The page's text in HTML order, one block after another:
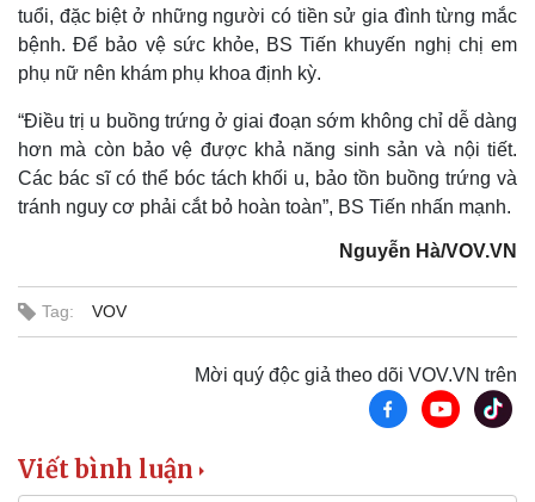
Pháp luật
Tư vấn luật
Quân sự - Quốc phòng
Việt Nam
Phân tích
tuổi, đặc biệt ở những người có tiền sử gia đình từng mắc
bệnh. Để bảo vệ sức khỏe, BS Tiến khuyến nghị chị em
phụ nữ nên khám phụ khoa định kỳ.
“Điều trị u buồng trứng ở giai đoạn sớm không chỉ dễ dàng
hơn mà còn bảo vệ được khả năng sinh sản và nội tiết.
Các bác sĩ có thể bóc tách khối u, bảo tồn buồng trứng và
tránh nguy cơ phải cắt bỏ hoàn toàn”, BS Tiến nhấn mạnh.
Nguyễn Hà/VOV.VN
Tag: VOV
Mời quý độc giả theo dõi VOV.VN trên
Viết bình luận